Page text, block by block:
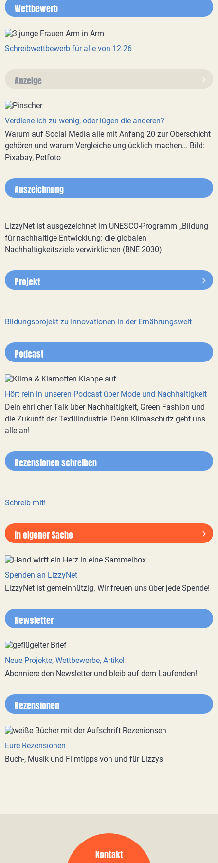
Wettbewerb
Schreibwettbewerb für alle von 12-26
Anzeige
Verdiene ich zu wenig, oder lügen die anderen?
Warum auf Social Media alle mit Anfang 20 zur Oberschicht
gehören und warum Vergleiche unglücklich machen... Bild:
Pixabay, Petfoto
Auszeichnung
LizzyNet ist ausgezeichnet im UNESCO-Programm „Bildung
für nachhaltige Entwicklung: die globalen
Nachhaltigkeitsziele verwirklichen (BNE 2030)
Projekt
Bildungsprojekt zu Innovationen in der Ernährungswelt
Podcast
Hört rein in unseren Podcast über Mode und Nachhaltigkeit
Dein ehrlicher Talk über Nachhaltigkeit, Green Fashion und
die Zukunft der Textilindustrie. Denn Klimaschutz geht uns
alle an!
Rezensionen schreiben
Schreib mit!
In eigener Sache
Spenden an LizzyNet
LizzyNet ist gemeinnützig. Wir freuen uns über jede Spende!
Newsletter
Neue Projekte, Wettbewerbe, Artikel
Abonniere den Newsletter und bleib auf dem Laufenden!
Rezensionen
Eure Rezensionen
Buch-, Musik und Filmtipps von und für Lizzys
Kontakt